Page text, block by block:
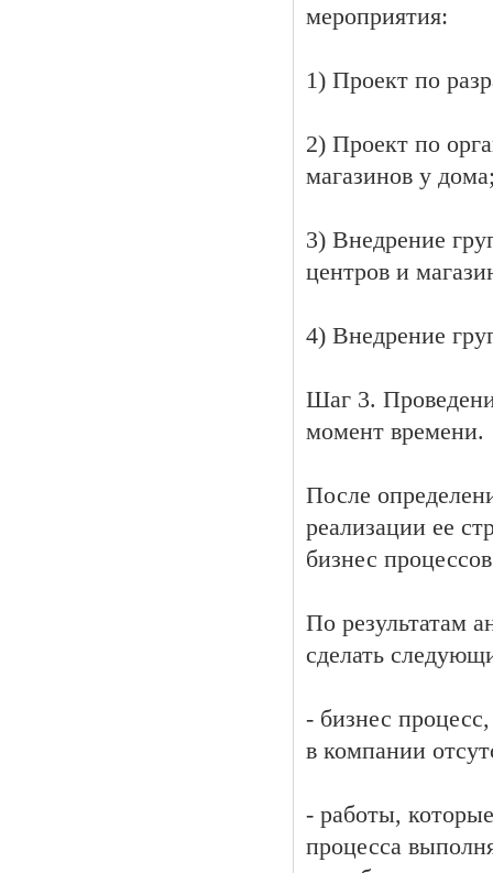
мероприятия:
1) Проект по
2) Проект по
магазинов у
3) Внедрение
центров и
4) Внедрение
Шаг 3.
момент времени.
После
реализации ее
бизнес
По результатам
сделать
- бизнес
в компании
- работы,
процесса